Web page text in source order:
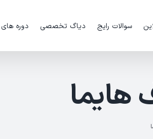
سوالات رایج دیاگ تخصصی دوره
هایما